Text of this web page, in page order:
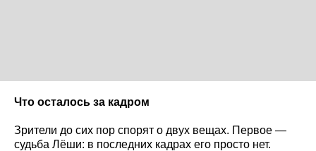
Что осталось за кадром
Зрители до сих пор спорят о двух вещах. Первое —
судьба Лёши: в последних кадрах его просто нет.